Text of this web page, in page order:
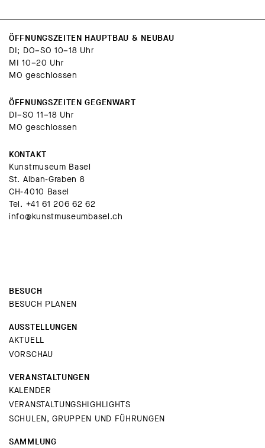
ÖFFNUNGSZEITEN HAUPTBAU & NEUBAU
DI; DO–SO 10–18 Uhr
MI 10–20 Uhr
MO geschlossen
ÖFFNUNGSZEITEN GEGENWART
DI–SO 11–18 Uhr
MO geschlossen
KONTAKT
Kunstmuseum Basel
St. Alban-Graben 8
CH-4010 Basel
Tel. +41 61 206 62 62
info@kunstmuseumbasel.ch
BESUCH
BESUCH PLANEN
AUSSTELLUNGEN
AKTUELL
VORSCHAU
VERANSTALTUNGEN
KALENDER
VERANSTALTUNGSHIGHLIGHTS
SCHULEN, GRUPPEN UND FÜHRUNGEN
SAMMLUNG